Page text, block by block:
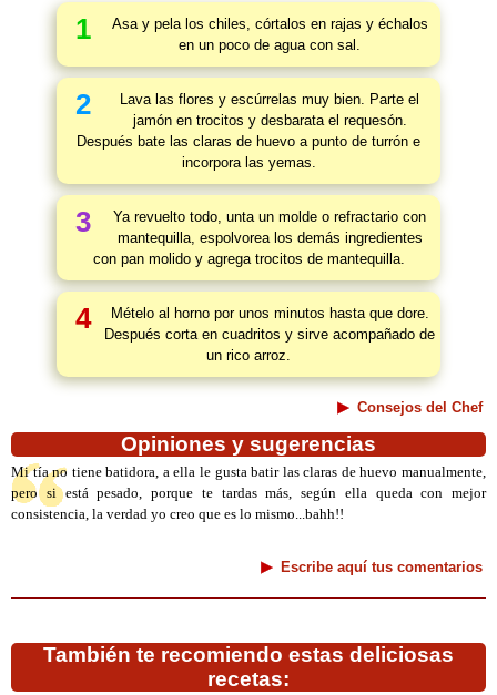
1
Asa y pela los chiles, córtalos en rajas y échalos
en un poco de agua con sal.
2
Lava las flores y escúrrelas muy bien. Parte el
jamón en trocitos y desbarata el requesón.
Después bate las claras de huevo a punto de turrón e
incorpora las yemas.
3
Ya revuelto todo, unta un molde o refractario con
mantequilla, espolvorea los demás ingredientes
con pan molido y agrega trocitos de mantequilla.
4
Mételo al horno por unos minutos hasta que dore.
Después corta en cuadritos y sirve acompañado de
un rico arroz.
Consejos del Chef
Opiniones y sugerencias
Mi tía no tiene batidora, a ella le gusta batir las claras de huevo manualmente,
pero si está pesado, porque te tardas más, según ella queda con mejor
consistencia, la verdad yo creo que es lo mismo...bahh!!
Escribe aquí tus comentarios
También te recomiendo estas deliciosas
recetas: